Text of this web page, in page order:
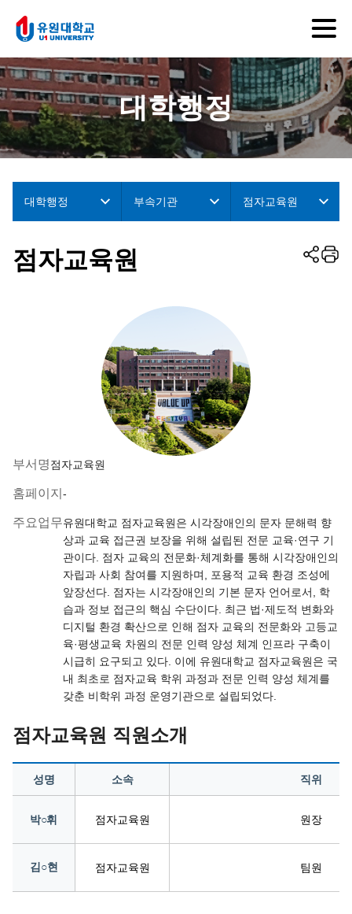
대학행정
대학행정 부속기관 점자교육원
점자교육원
부서명점자교육원
홈페이지 -
주요업무유원대학교 점자교육원은 시각장애인의 문자 문해력 향
상과 교육 접근권 보장을 위해 설립된 전문 교육·연구 기
관이다. 점자 교육의 전문화·체계화를 통해 시각장애인의
자립과 사회 참여를 지원하며, 포용적 교육 환경 조성에
앞장선다. 점자는 시각장애인의 기본 문자 언어로서, 학
습과 정보 접근의 핵심 수단이다. 최근 법·제도적 변화와
디지털 환경 확산으로 인해 점자 교육의 전문화와 고등교
육·평생교육 차원의 전문 인력 양성 체계 인프라 구축이
시급히 요구되고 있다. 이에 유원대학교 점자교육원은 국
내 최초로 점자교육 학위 과정과 전문 인력 양성 체계를
갖춘 비학위 과정 운영기관으로 설립되었다.
점자교육원 직원소개
성명 소속 직위
박○휘 점자교육원 원장
김○현 점자교육원 팀원